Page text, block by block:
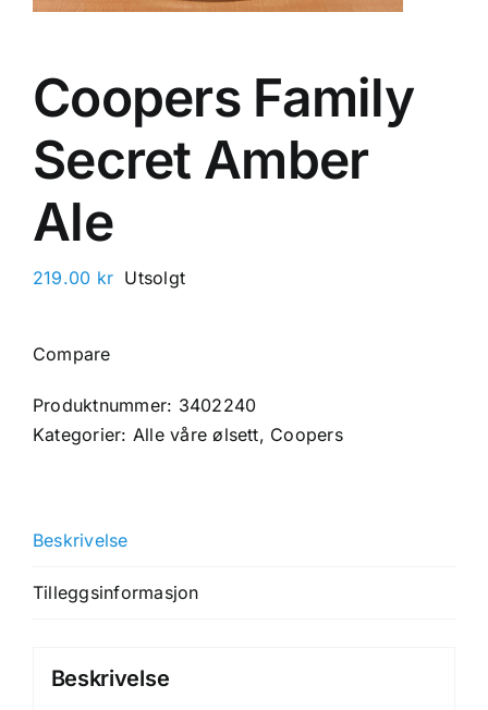
Coopers Family
Secret Amber
Ale
219.00 kr Utsolgt
Compare
Produktnummer: 3402240
Kategorier: Alle våre ølsett, Coopers
Beskrivelse
Tilleggsinformasjon
Beskrivelse